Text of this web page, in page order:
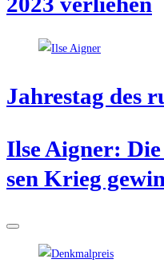
Jah­res­tag des
Ilse Aigner:
sen Krieg